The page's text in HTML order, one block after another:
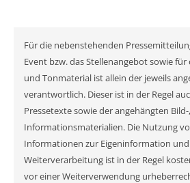
Für die nebenstehenden
Event bzw. das Stellenangebot sowie für
und Tonmaterial ist allein der jeweils
verantwortlich. Dieser ist in der Regel
Pressetexte sowie der angehängten
Informationsmaterialien. Die Nutzung
Informationen zur Eigeninformation
Weiterverarbeitung ist in der Regel
vor einer Weiterverwendung